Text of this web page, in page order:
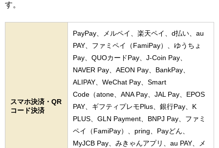
す。
スマホ決済・QR
コード決済
PayPay、メルペイ、楽天ペイ、d払い、au
PAY、ファミペイ（FamiPay）、ゆうちょ
Pay、QUOカードPay、J-Coin Pay、
NAVER Pay、AEON Pay、BankPay、
ALIPAY、WeChat Pay、Smart
Code（atone、ANA Pay、JAL Pay、EPOS
PAY、ギフティプレモPlus、銀行Pay、K
PLUS、GLN Payment、BNPJ Pay、ファミ
ペイ（FamiPay）、pring、Payどん、
MyJCB Pay、みきゃんアプリ、au PAY、メ